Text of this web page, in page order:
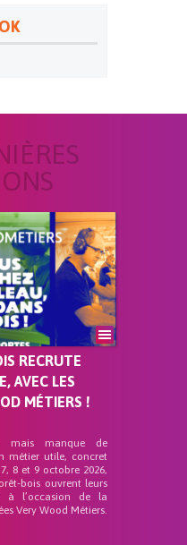
RECRUTE
AVEC LES
MÉTIERS !
mais manque de
métier utile, concret
8 et 9 octobre 2026,
bois ouvrent leurs
à l’occasion de la
Very Wood Métiers.